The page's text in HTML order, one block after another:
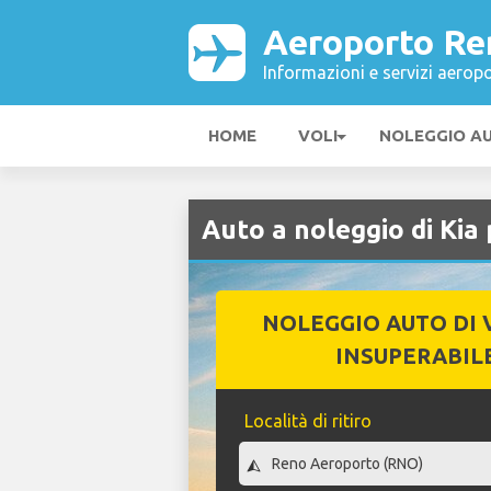
Aeroporto
Informazioni e servizi
HOME VOLI NOLEGGIO
Auto a noleggio di
NOLEGGIO AUTO DI
Località di ritiro